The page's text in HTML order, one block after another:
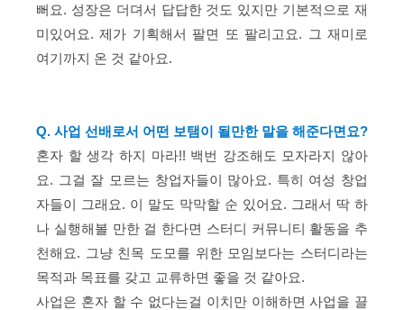
뻐요. 성장은 더뎌서 답답한 것도 있지만 기본적으로 재
미있어요. 제가 기획해서 팔면 또 팔리고요. 그 재미로
여기까지 온 것 같아요.
Q. 사업 선배로서 어떤 보탬이 될만한 말을 해준다면요?
혼자 할 생각 하지 마라!! 백번 강조해도 모자라지 않아
요. 그걸 잘 모르는 창업자들이 많아요. 특히 여성 창업
자들이 그래요. 이 말도 막막할 순 있어요. 그래서 딱 하
나 실행해볼 만한 걸 한다면 스터디 커뮤니티 활동을 추
천해요. 그냥 친목 도모를 위한 모임보다는 스터디라는
목적과 목표를 갖고 교류하면 좋을 것 같아요.
사업은 혼자 할 수 없다는걸 이치만 이해하면 사업을 끌